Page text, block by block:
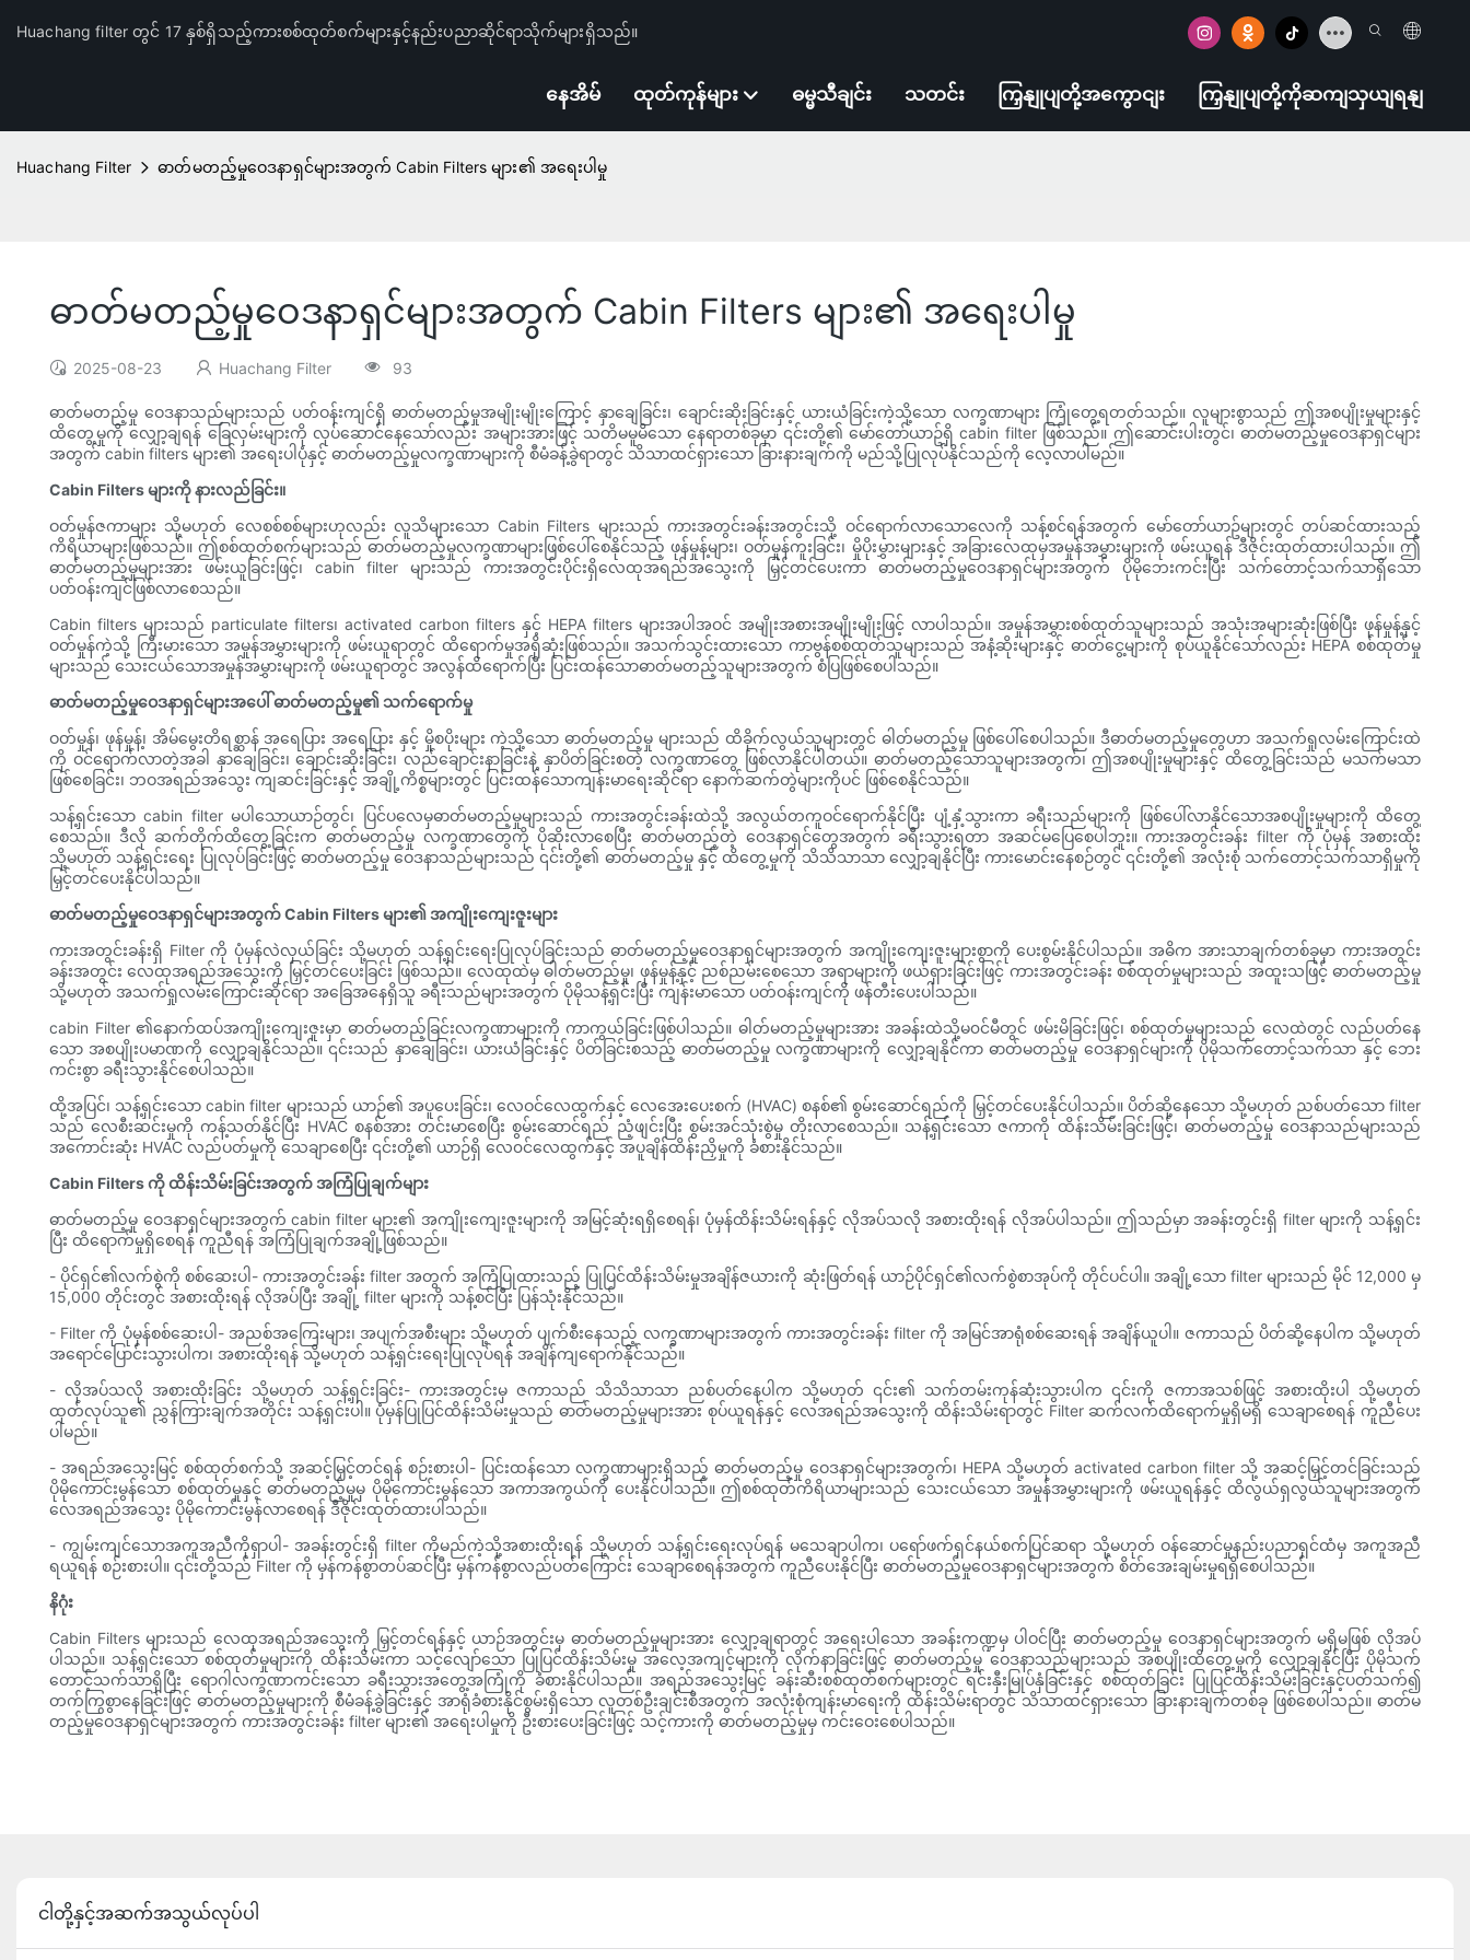
Huachang filter တွင် 17 နှစ်ရှိသည့်ကားစစ်ထုတ်စက်များနှင့်နည်းပညာဆိုင်ရာသိုက်များရှိသည်။
နေအိမ် ထုတ်ကုန်များ ဓမ္မသီချင်း သတင်း ကြှနျုပျတို့အကွောငျး ကြှနျုပျတို့ကိုဆကျသှယျရနျ
Huachang Filter ဓာတ်မတည့်မှုဝေဒနာရှင်များအတွက် Cabin Filters များ၏ အရေးပါမှု
ဓာတ်မတည့်မှုဝေဒနာရှင်များအတွက် Cabin Filters များ၏ အရေးပါမှု
2025-08-23 Huachang Filter 93
ဓာတ်မတည့်မှု ဝေဒနာသည်များသည် ပတ်ဝန်းကျင်ရှိ ဓာတ်မတည့်မှုအမျိုးမျိုးကြောင့် နှာချေခြင်း၊ ချောင်းဆိုးခြင်းနှင့် ယားယံခြင်းကဲ့သို့သော လက္ခဏာများ ကြုံတွေ့ရတတ်သည်။ လူများစွာသည် ဤအစပျိုးမှုများနှင့်
ထိတွေ့မှုကို လျှော့ချရန် ခြေလှမ်းများကို လုပ်ဆောင်နေသော်လည်း အများအားဖြင့် သတိမမူမိသော နေရာတစ်ခုမှာ ၎င်းတို့၏ မော်တော်ယာဥ်ရှိ cabin filter ဖြစ်သည်။ ဤဆောင်းပါးတွင်၊ ဓာတ်မတည့်မှုဝေဒနာရှင်များ
အတွက် cabin filters များ၏ အရေးပါပုံနှင့် ဓာတ်မတည့်မှုလက္ခဏာများကို စီမံခန့်ခွဲရာတွင် သိသာထင်ရှားသော ခြားနားချက်ကို မည်သို့ပြုလုပ်နိုင်သည်ကို လေ့လာပါမည်။
Cabin Filters များကို နားလည်ခြင်း။
ဝတ်မှုန်ဇကာများ သို့မဟုတ် လေစစ်စစ်များဟုလည်း လူသိများသော Cabin Filters များသည် ကားအတွင်းခန်းအတွင်းသို့ ဝင်ရောက်လာသောလေကို သန့်စင်ရန်အတွက် မော်တော်ယာဥ်များတွင် တပ်ဆင်ထားသည့်
ကိရိယာများဖြစ်သည်။ ဤစစ်ထုတ်စက်များသည် ဓာတ်မတည့်မှုလက္ခဏာများဖြစ်ပေါ်စေနိုင်သည့် ဖုန်မှုန့်များ၊ ဝတ်မှုန်ကူးခြင်း၊ မှိုပိုးမွှားများနှင့် အခြားလေထုမှအမှုန်အမွှားများကို ဖမ်းယူရန် ဒီဇိုင်းထုတ်ထားပါသည်။ ဤ
ဓာတ်မတည့်မှုများအား ဖမ်းယူခြင်းဖြင့်၊ cabin filter များသည် ကားအတွင်းပိုင်းရှိလေထုအရည်အသွေးကို မြှင့်တင်ပေးကာ ဓာတ်မတည့်မှုဝေဒနာရှင်များအတွက် ပိုမိုဘေးကင်းပြီး သက်တောင့်သက်သာရှိသော
ပတ်ဝန်းကျင်ဖြစ်လာစေသည်။
Cabin filters များသည် particulate filters၊ activated carbon filters နှင့် HEPA filters များအပါအဝင် အမျိုးအစားအမျိုးမျိုးဖြင့် လာပါသည်။ အမှုန်အမွှားစစ်ထုတ်သူများသည် အသုံးအများဆုံးဖြစ်ပြီး ဖုန်မှုန့်နှင့်
ဝတ်မှုန်ကဲ့သို့ ကြီးမားသော အမှုန်အမွှားများကို ဖမ်းယူရာတွင် ထိရောက်မှုအရှိဆုံးဖြစ်သည်။ အသက်သွင်းထားသော ကာဗွန်စစ်ထုတ်သူများသည် အနံ့ဆိုးများနှင့် ဓာတ်ငွေ့များကို စုပ်ယူနိုင်သော်လည်း HEPA စစ်ထုတ်မှု
များသည် သေးငယ်သောအမှုန်အမွှားများကို ဖမ်းယူရာတွင် အလွန်ထိရောက်ပြီး ပြင်းထန်သောဓာတ်မတည့်သူများအတွက် စံပြဖြစ်စေပါသည်။
ဓာတ်မတည့်မှုဝေဒနာရှင်များအပေါ် ဓာတ်မတည့်မှု၏ သက်ရောက်မှု
ဝတ်မှုန်၊ ဖုန်မှုန့်၊ အိမ်မွေးတိရစ္ဆာန် အရေပြား အရေပြား နှင့် မှိုစပိုးများ ကဲ့သို့သော ဓာတ်မတည့်မှု များသည် ထိခိုက်လွယ်သူများတွင် ဓါတ်မတည့်မှု ဖြစ်ပေါ်စေပါသည်။ ဒီဓာတ်မတည့်မှုတွေဟာ အသက်ရှုလမ်းကြောင်းထဲ
ကို ဝင်ရောက်လာတဲ့အခါ နှာချေခြင်း၊ ချောင်းဆိုးခြင်း၊ လည်ချောင်းနာခြင်းနဲ့ နှာပိတ်ခြင်းစတဲ့ လက္ခဏာတွေ ဖြစ်လာနိုင်ပါတယ်။ ဓာတ်မတည့်သောသူများအတွက်၊ ဤအစပျိုးမှုများနှင့် ထိတွေ့ခြင်းသည် မသက်မသာ
ဖြစ်စေခြင်း၊ ဘဝအရည်အသွေး ကျဆင်းခြင်းနှင့် အချို့ကိစ္စများတွင် ပြင်းထန်သောကျန်းမာရေးဆိုင်ရာ နောက်ဆက်တွဲများကိုပင် ဖြစ်စေနိုင်သည်။
သန့်ရှင်းသော cabin filter မပါသောယာဉ်တွင်၊ ပြင်ပလေမှဓာတ်မတည့်မှုများသည် ကားအတွင်းခန်းထဲသို့ အလွယ်တကူဝင်ရောက်နိုင်ပြီး ပျံ့နှံ့သွားကာ ခရီးသည်များကို ဖြစ်ပေါ်လာနိုင်သောအစပျိုးမှုများကို ထိတွေ့
စေသည်။ ဒီလို ဆက်တိုက်ထိတွေ့ခြင်းက ဓာတ်မတည့်မှု လက္ခဏာတွေကို ပိုဆိုးလာစေပြီး ဓာတ်မတည့်တဲ့ ဝေဒနာရှင်တွေအတွက် ခရီးသွားရတာ အဆင်မပြေစေပါဘူး။ ကားအတွင်းခန်း filter ကို ပုံမှန် အစားထိုး
သို့မဟုတ် သန့်ရှင်းရေး ပြုလုပ်ခြင်းဖြင့် ဓာတ်မတည့်မှု ဝေဒနာသည်များသည် ၎င်းတို့၏ ဓာတ်မတည့်မှု နှင့် ထိတွေ့မှုကို သိသိသာသာ လျှော့ချနိုင်ပြီး ကားမောင်းနေစဉ်တွင် ၎င်းတို့၏ အလုံးစုံ သက်တောင့်သက်သာရှိမှုကို
မြှင့်တင်ပေးနိုင်ပါသည်။
ဓာတ်မတည့်မှုဝေဒနာရှင်များအတွက် Cabin Filters များ၏ အကျိုးကျေးဇူးများ
ကားအတွင်းခန်းရှိ Filter ကို ပုံမှန်လဲလှယ်ခြင်း သို့မဟုတ် သန့်ရှင်းရေးပြုလုပ်ခြင်းသည် ဓာတ်မတည့်မှုဝေဒနာရှင်များအတွက် အကျိုးကျေးဇူးများစွာကို ပေးစွမ်းနိုင်ပါသည်။ အဓိက အားသာချက်တစ်ခုမှာ ကားအတွင်း
ခန်းအတွင်း လေထုအရည်အသွေးကို မြှင့်တင်ပေးခြင်း ဖြစ်သည်။ လေထုထဲမှ ဓါတ်မတည့်မှု၊ ဖုန်မှုန့်နှင့် ညစ်ညမ်းစေသော အရာများကို ဖယ်ရှားခြင်းဖြင့် ကားအတွင်းခန်း စစ်ထုတ်မှုများသည် အထူးသဖြင့် ဓာတ်မတည့်မှု
သို့မဟုတ် အသက်ရှုလမ်းကြောင်းဆိုင်ရာ အခြေအနေရှိသူ ခရီးသည်များအတွက် ပိုမိုသန့်ရှင်းပြီး ကျန်းမာသော ပတ်ဝန်းကျင်ကို ဖန်တီးပေးပါသည်။
cabin Filter ၏နောက်ထပ်အကျိုးကျေးဇူးမှာ ဓာတ်မတည့်ခြင်းလက္ခဏာများကို ကာကွယ်ခြင်းဖြစ်ပါသည်။ ဓါတ်မတည့်မှုများအား အခန်းထဲသို့မ၀င်မီတွင် ဖမ်းမိခြင်းဖြင့်၊ စစ်ထုတ်မှုများသည် လေထဲတွင် လည်ပတ်နေ
သော အစပျိုးပမာဏကို လျှော့ချနိုင်သည်။ ၎င်းသည် နှာချေခြင်း၊ ယားယံခြင်းနှင့် ပိတ်ခြင်းစသည့် ဓာတ်မတည့်မှု လက္ခဏာများကို လျှော့ချနိုင်ကာ ဓာတ်မတည့်မှု ဝေဒနာရှင်များကို ပိုမိုသက်တောင့်သက်သာ နှင့် ဘေး
ကင်းစွာ ခရီးသွားနိုင်စေပါသည်။
ထို့အပြင်၊ သန့်ရှင်းသော cabin filter များသည် ယာဉ်၏ အပူပေးခြင်း၊ လေဝင်လေထွက်နှင့် လေအေးပေးစက် (HVAC) စနစ်၏ စွမ်းဆောင်ရည်ကို မြှင့်တင်ပေးနိုင်ပါသည်။ ပိတ်ဆို့နေသော သို့မဟုတ် ညစ်ပတ်သော filter
သည် လေစီးဆင်းမှုကို ကန့်သတ်နိုင်ပြီး HVAC စနစ်အား တင်းမာစေပြီး စွမ်းဆောင်ရည် ညံ့ဖျင်းပြီး စွမ်းအင်သုံးစွဲမှု တိုးလာစေသည်။ သန့်ရှင်းသော ဇကာကို ထိန်းသိမ်းခြင်းဖြင့်၊ ဓာတ်မတည့်မှု ဝေဒနာသည်များသည်
အကောင်းဆုံး HVAC လည်ပတ်မှုကို သေချာစေပြီး ၎င်းတို့၏ ယာဉ်ရှိ လေ၀င်လေထွက်နှင့် အပူချိန်ထိန်းညှိမှုကို ခံစားနိုင်သည်။
Cabin Filters ကို ထိန်းသိမ်းခြင်းအတွက် အကြံပြုချက်များ
ဓာတ်မတည့်မှု ဝေဒနာရှင်များအတွက် cabin filter များ၏ အကျိုးကျေးဇူးများကို အမြင့်ဆုံးရရှိစေရန်၊ ပုံမှန်ထိန်းသိမ်းရန်နှင့် လိုအပ်သလို အစားထိုးရန် လိုအပ်ပါသည်။ ဤသည်မှာ အခန်းတွင်းရှိ filter များကို သန့်ရှင်း
ပြီး ထိရောက်မှုရှိစေရန် ကူညီရန် အကြံပြုချက်အချို့ဖြစ်သည်။
- ပိုင်ရှင်၏လက်စွဲကို စစ်ဆေးပါ- ကားအတွင်းခန်း filter အတွက် အကြံပြုထားသည့် ပြုပြင်ထိန်းသိမ်းမှုအချိန်ဇယားကို ဆုံးဖြတ်ရန် ယာဉ်ပိုင်ရှင်၏လက်စွဲစာအုပ်ကို တိုင်ပင်ပါ။ အချို့သော filter များသည် မိုင် 12,000 မှ
15,000 တိုင်းတွင် အစားထိုးရန် လိုအပ်ပြီး အချို့ filter များကို သန့်စင်ပြီး ပြန်သုံးနိုင်သည်။
- Filter ကို ပုံမှန်စစ်ဆေးပါ- အညစ်အကြေးများ၊ အပျက်အစီးများ သို့မဟုတ် ပျက်စီးနေသည့် လက္ခဏာများအတွက် ကားအတွင်းခန်း filter ကို အမြင်အာရုံစစ်ဆေးရန် အချိန်ယူပါ။ ဇကာသည် ပိတ်ဆို့နေပါက သို့မဟုတ်
အရောင်ပြောင်းသွားပါက၊ အစားထိုးရန် သို့မဟုတ် သန့်ရှင်းရေးပြုလုပ်ရန် အချိန်ကျရောက်နိုင်သည်။
- လိုအပ်သလို အစားထိုးခြင်း သို့မဟုတ် သန့်ရှင်းခြင်း- ကားအတွင်းမှ ဇကာသည် သိသိသာသာ ညစ်ပတ်နေပါက သို့မဟုတ် ၎င်း၏ သက်တမ်းကုန်ဆုံးသွားပါက ၎င်းကို ဇကာအသစ်ဖြင့် အစားထိုးပါ သို့မဟုတ်
ထုတ်လုပ်သူ၏ ညွှန်ကြားချက်အတိုင်း သန့်ရှင်းပါ။ ပုံမှန်ပြုပြင်ထိန်းသိမ်းမှုသည် ဓာတ်မတည့်မှုများအား စုပ်ယူရန်နှင့် လေအရည်အသွေးကို ထိန်းသိမ်းရာတွင် Filter ဆက်လက်ထိရောက်မှုရှိမရှိ သေချာစေရန် ကူညီပေး
ပါမည်။
- အရည်အသွေးမြင့် စစ်ထုတ်စက်သို့ အဆင့်မြှင့်တင်ရန် စဉ်းစားပါ- ပြင်းထန်သော လက္ခဏာများရှိသည့် ဓာတ်မတည့်မှု ဝေဒနာရှင်များအတွက်၊ HEPA သို့မဟုတ် activated carbon filter သို့ အဆင့်မြှင့်တင်ခြင်းသည်
ပိုမိုကောင်းမွန်သော စစ်ထုတ်မှုနှင့် ဓာတ်မတည့်မှုမှ ပိုမိုကောင်းမွန်သော အကာအကွယ်ကို ပေးနိုင်ပါသည်။ ဤစစ်ထုတ်ကိရိယာများသည် သေးငယ်သော အမှုန်အမွှားများကို ဖမ်းယူရန်နှင့် ထိလွယ်ရှလွယ်သူများအတွက်
လေအရည်အသွေး ပိုမိုကောင်းမွန်လာစေရန် ဒီဇိုင်းထုတ်ထားပါသည်။
- ကျွမ်းကျင်သောအကူအညီကိုရှာပါ- အခန်းတွင်းရှိ filter ကိုမည်ကဲ့သို့အစားထိုးရန် သို့မဟုတ် သန့်ရှင်းရေးလုပ်ရန် မသေချာပါက၊ ပရော်ဖက်ရှင်နယ်စက်ပြင်ဆရာ သို့မဟုတ် ဝန်ဆောင်မှုနည်းပညာရှင်ထံမှ အကူအညီ
ရယူရန် စဉ်းစားပါ။ ၎င်းတို့သည် Filter ကို မှန်ကန်စွာတပ်ဆင်ပြီး မှန်ကန်စွာလည်ပတ်ကြောင်း သေချာစေရန်အတွက် ကူညီပေးနိုင်ပြီး ဓာတ်မတည့်မှုဝေဒနာရှင်များအတွက် စိတ်အေးချမ်းမှုရရှိစေပါသည်။
နိဂုံး
Cabin Filters များသည် လေထုအရည်အသွေးကို မြှင့်တင်ရန်နှင့် ယာဉ်အတွင်းမှ ဓာတ်မတည့်မှုများအား လျှော့ချရာတွင် အရေးပါသော အခန်းကဏ္ဍမှ ပါဝင်ပြီး ဓာတ်မတည့်မှု ဝေဒနာရှင်များအတွက် မရှိမဖြစ် လိုအပ်
ပါသည်။ သန့်ရှင်းသော စစ်ထုတ်မှုများကို ထိန်းသိမ်းကာ သင့်လျော်သော ပြုပြင်ထိန်းသိမ်းမှု အလေ့အကျင့်များကို လိုက်နာခြင်းဖြင့် ဓာတ်မတည့်မှု ဝေဒနာသည်များသည် အစပျိုးထိတွေ့မှုကို လျှော့ချနိုင်ပြီး ပိုမိုသက်
တောင့်သက်သာရှိပြီး ရောဂါလက္ခဏာကင်းသော ခရီးသွားအတွေ့အကြုံကို ခံစားနိုင်ပါသည်။ အရည်အသွေးမြင့် ခန်းဆီးစစ်ထုတ်စက်များတွင် ရင်းနှီးမြုပ်နှံခြင်းနှင့် စစ်ထုတ်ခြင်း ပြုပြင်ထိန်းသိမ်းခြင်းနှင့်ပတ်သက်၍
တက်ကြွစွာနေခြင်းဖြင့် ဓာတ်မတည့်မှုများကို စီမံခန့်ခွဲခြင်းနှင့် အာရုံခံစားနိုင်စွမ်းရှိသော လူတစ်ဦးချင်းစီအတွက် အလုံးစုံကျန်းမာရေးကို ထိန်းသိမ်းရာတွင် သိသာထင်ရှားသော ခြားနားချက်တစ်ခု ဖြစ်စေပါသည်။ ဓာတ်မ
တည့်မှုဝေဒနာရှင်များအတွက် ကားအတွင်းခန်း filter များ၏ အရေးပါမှုကို ဦးစားပေးခြင်းဖြင့် သင့်ကားကို ဓာတ်မတည့်မှုမှ ကင်းဝေးစေပါသည်။
ငါတို့နှင့်အဆက်အသွယ်လုပ်ပါ